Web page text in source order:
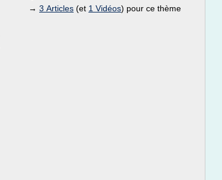
→ 3 Articles (et 1 Vidéos) pour ce thème